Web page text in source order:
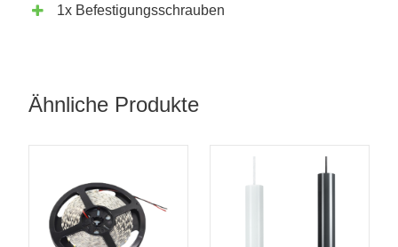
1x Befestigungsschrauben
Ähnliche Produkte